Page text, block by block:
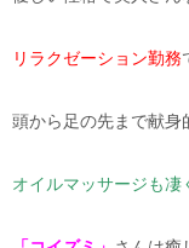
リラクゼーション勤務
頭から足の先まで献身
オイルマッサージも凄